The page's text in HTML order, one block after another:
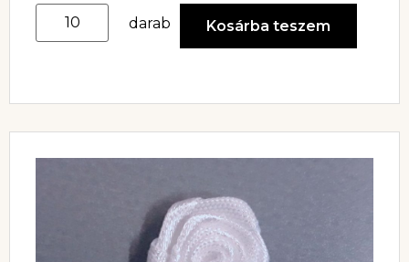
darab Kosárba teszem